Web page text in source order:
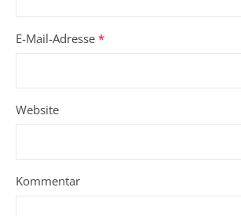
E-Mail-Adresse *
Website
Kommentar